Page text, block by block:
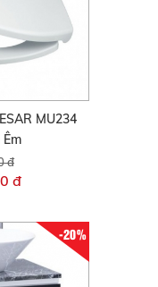
MU234
đ
đ
-20%